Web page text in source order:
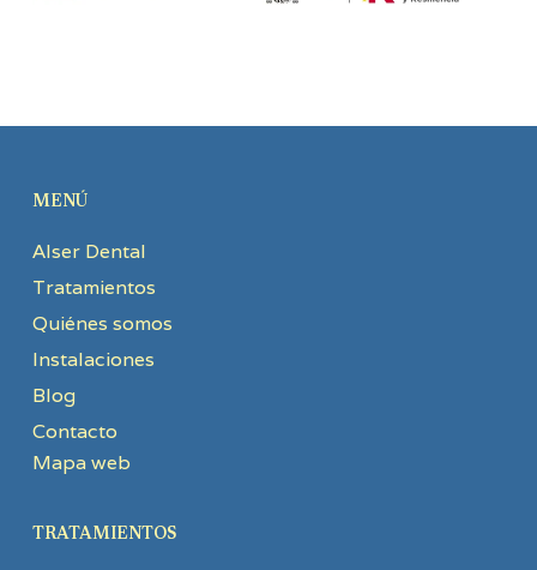
MENÚ
Alser Dental
Tratamientos
Quiénes somos
Instalaciones
Blog
Contacto
Mapa web
TRATAMIENTOS